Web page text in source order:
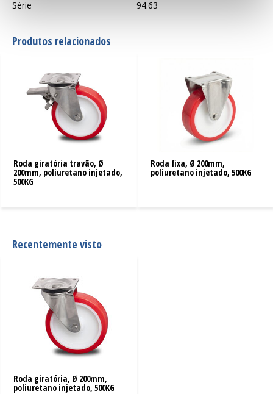
Série
94.63
Produtos relacionados
Roda giratória travão, Ø
200mm, poliuretano injetado,
500KG
Roda fixa, Ø 200mm,
poliuretano injetado, 500KG
Recentemente visto
Roda giratória, Ø 200mm,
poliuretano injetado, 500KG